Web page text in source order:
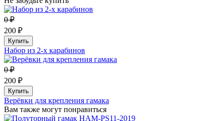
0 ₽
200 ₽
Купить
Набор из 2-х карабинов
0 ₽
200 ₽
Купить
Верёвки для крепления гамака
Вам также могут понравиться